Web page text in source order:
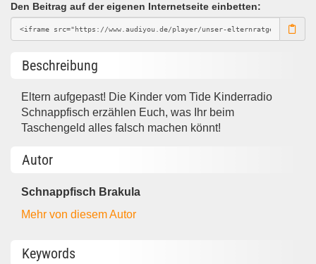
Den Beitrag auf der eigenen Internetseite einbetten:
Beschreibung
Eltern aufgepast! Die Kinder vom Tide Kinderradio
Schnappfisch erzählen Euch, was Ihr beim
Taschengeld alles falsch machen könnt!
Autor
Schnappfisch Brakula
Mehr von diesem Autor
Keywords